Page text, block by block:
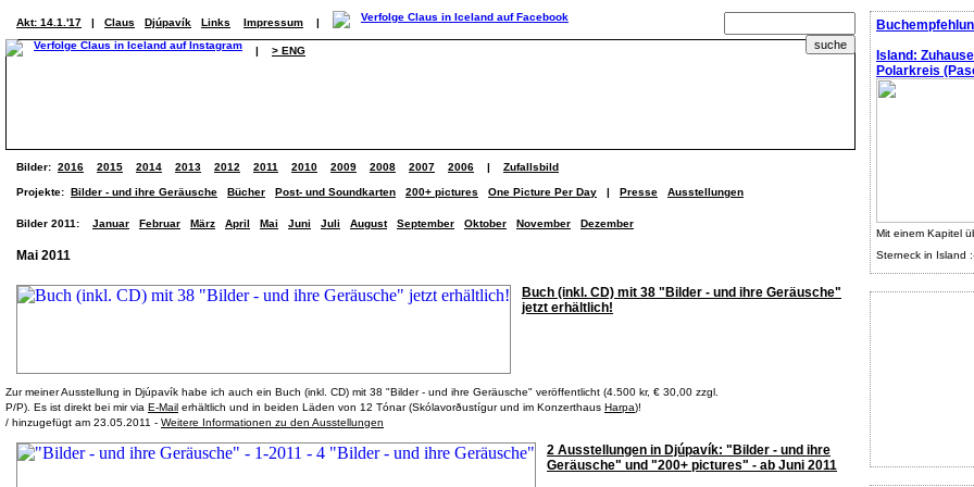
Island:
Polarkreis
Mit einem Kapitel
Sterneck in Island
Akt: 14.1.'17 | Claus Djúpavík Links Impressum |
| > ENG
Bilder: 2016 2015 2014 2013 2012 2011 2010 2009 2008 2007 2006 | Zufallsbild
Projekte: Bilder - und ihre Geräusche Bücher Post- und Soundkarten 200+ pictures One Picture Per Day | Presse Ausstellungen
Bilder 2011: Januar Februar März April Mai Juni Juli August September Oktober November Dezember
Mai 2011
Buch (inkl. CD) mit 38 "Bilder - und ihre Geräusche"
jetzt erhältlich!
Zur meiner Ausstellung in Djúpavík habe ich auch ein Buch (inkl. CD) mit 38 "Bilder - und ihre Geräusche" veröffentlicht (4.500 kr, € 30,00 zzgl.
P/P). Es ist direkt bei mir via E-Mail erhältlich und in beiden Läden von 12 Tónar (Skólavorðustígur und im Konzerthaus Harpa)!
/ hinzugefügt am 23.05.2011 - Weitere Informationen zu den Ausstellungen
2 Ausstellungen in Djúpavík: "Bilder - und ihre
Geräusche" und "200+ pictures" - ab Juni 2011